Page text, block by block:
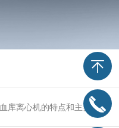
血库离心机的特点和主要技术性能